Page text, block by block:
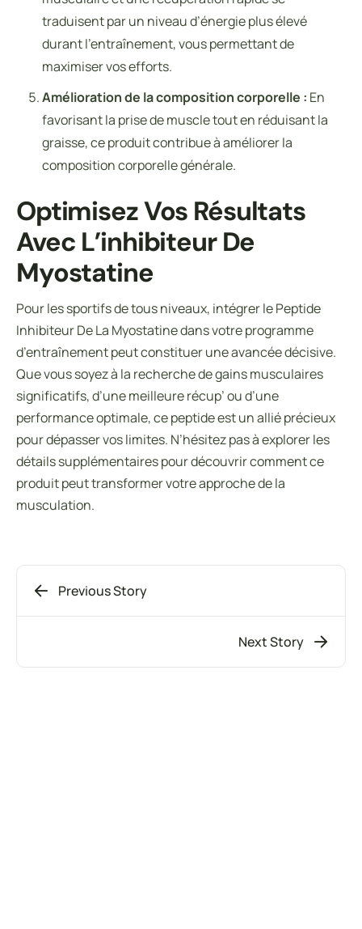
traduisent par un niveau d’énergie plus élevé
durant l’entraînement, vous permettant de
maximiser vos efforts.
Amélioration de la composition corporelle : En
favorisant la prise de muscle tout en réduisant la
graisse, ce produit contribue à améliorer la
composition corporelle générale.
Optimisez Vos Résultats
Avec L’inhibiteur De
Myostatine
Pour les sportifs de tous niveaux, intégrer le Peptide
Inhibiteur De La Myostatine dans votre programme
d’entraînement peut constituer une avancée décisive.
Que vous soyez à la recherche de gains musculaires
significatifs, d’une meilleure récup’ ou d’une
performance optimale, ce peptide est un allié précieux
pour dépasser vos limites. N’hésitez pas à explorer les
détails supplémentaires pour découvrir comment ce
produit peut transformer votre approche de la
musculation.
Previous Story
Next Story